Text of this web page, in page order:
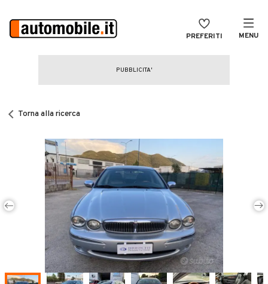
PREFERITI MENU
CERCA
Auto Nuove
Noleggio a lungo termine
Auto d'epoca
Camper
Veicoli Commerciali
Torna alla ricerca